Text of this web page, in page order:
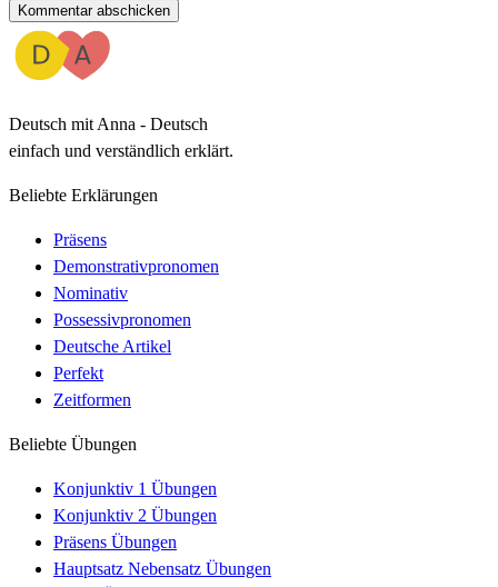
Kommentar abschicken
Deutsch mit Anna - Deutsch
einfach und verständlich erklärt.
Beliebte Erklärungen
Präsens
Demonstrativpronomen
Nominativ
Possessivpronomen
Deutsche Artikel
Perfekt
Zeitformen
Beliebte Übungen
Konjunktiv 1 Übungen
Konjunktiv 2 Übungen
Präsens Übungen
Hauptsatz Nebensatz Übungen